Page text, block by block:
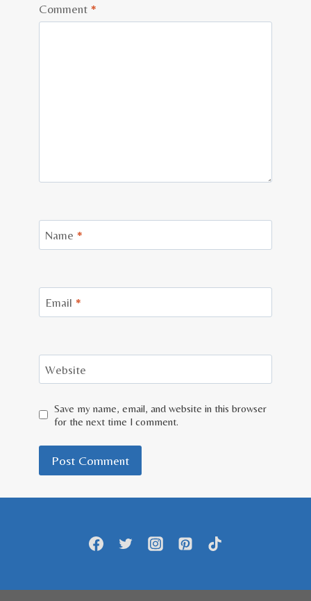
Comment *
Name *
Email *
Website
Save my name, email, and website in this browser
for the next time I comment.